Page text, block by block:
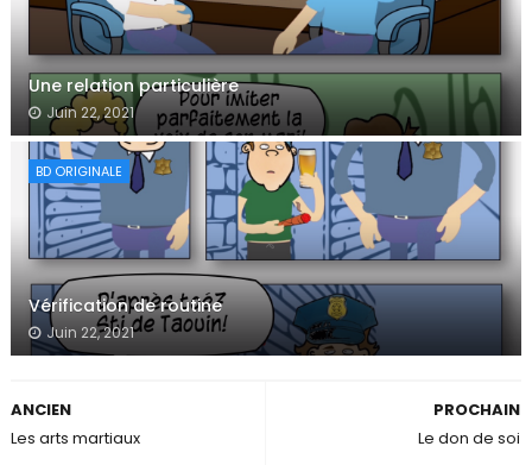
Une relation particulière
Juin 22, 2021
BD ORIGINALE
Vérification de routine
Juin 22, 2021
PROCHAIN
Le don de soi
ANCIEN
Les arts martiaux